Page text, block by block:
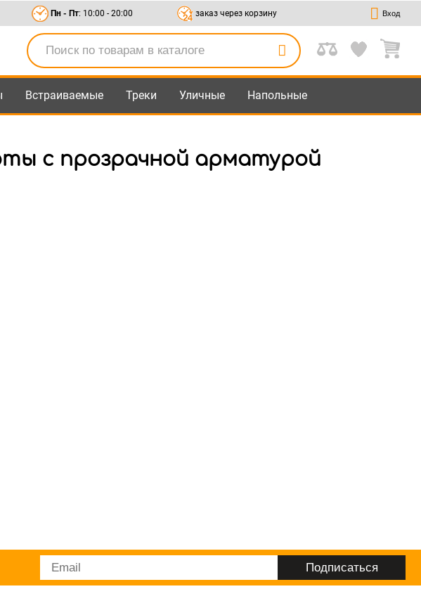
Пн - Пт: 10:00 - 20:00 заказ через корзину Вход
Встраиваемые Треки Уличные Напольные
с прозрачной арматурой